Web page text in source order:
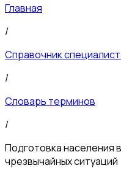
Главная
/
Справочник
/
Словарь терминов
/
Подготовка населения
чрезвычайных ситуаций